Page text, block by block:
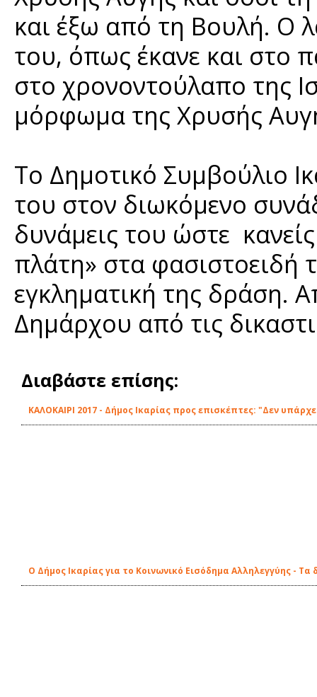
και έξω από τη Βουλή. Ο
του, όπως έκανε και στο
στο χρονοντούλαπο της
μόρφωμα της Χρυσής
Το Δημοτικό Συμβούλιο
του στον διωκόμενο
δυνάμεις του ώστε
πλάτη» στα φασιστοειδή
εγκληματική της δράση.
Δημάρχου από τις
Διαβάστε επίσης:
ΚΑΛΟΚΑΙΡΙ 2017 - Δήμος Ικαρίας προς επισκέπτες: "Δεν
Ο Δήμος Ικαρίας για το Κοινωνικό Εισόδημα Αλληλεγγύης - Τα